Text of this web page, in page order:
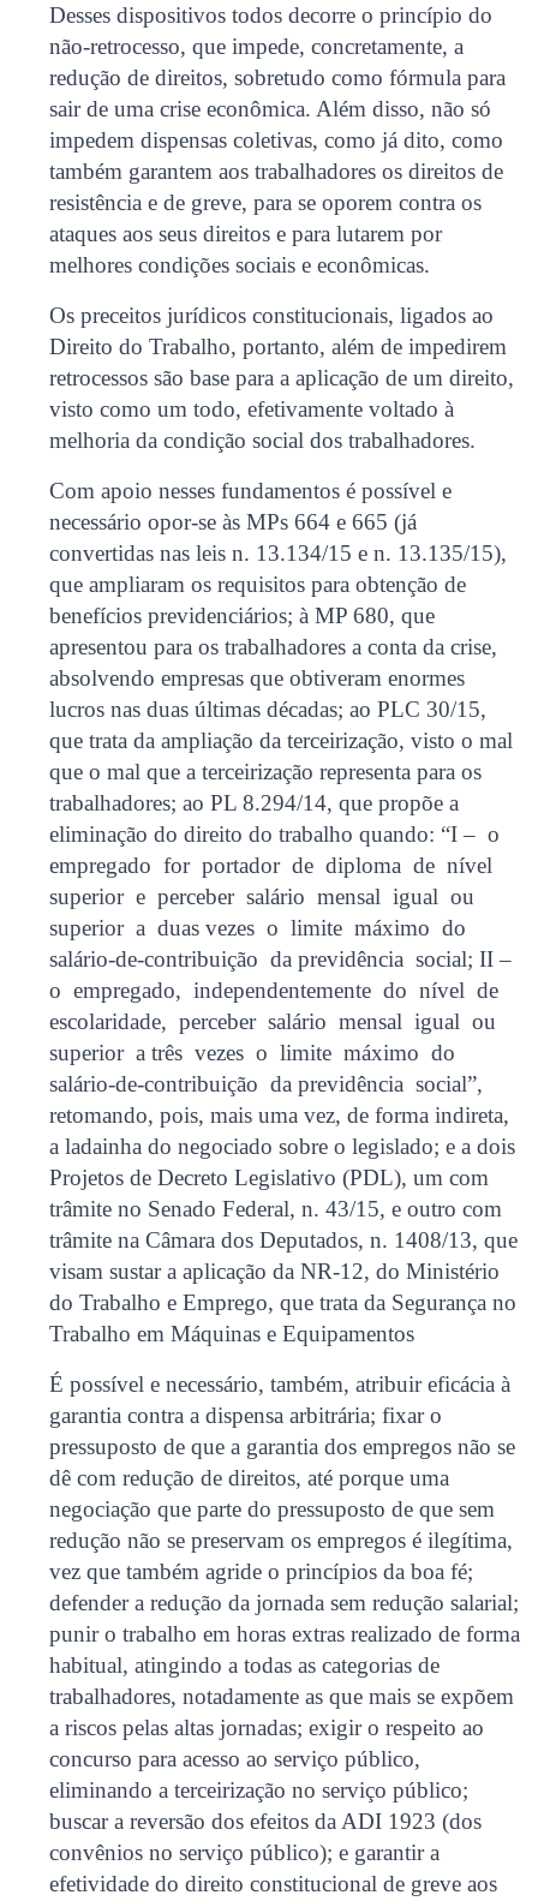
Desses dispositivos todos decorre o princípio do
não-retrocesso, que impede, concretamente, a
redução de direitos, sobretudo como fórmula para
sair de uma crise econômica. Além disso, não só
impedem dispensas coletivas, como já dito, como
também garantem aos trabalhadores os direitos de
resistência e de greve, para se oporem contra os
ataques aos seus direitos e para lutarem por
melhores condições sociais e econômicas.
Os preceitos jurídicos constitucionais, ligados ao
Direito do Trabalho, portanto, além de impedirem
retrocessos são base para a aplicação de um direito,
visto como um todo, efetivamente voltado à
melhoria da condição social dos trabalhadores.
Com apoio nesses fundamentos é possível e
necessário opor-se às MPs 664 e 665 (já
convertidas nas leis n. 13.134/15 e n. 13.135/15),
que ampliaram os requisitos para obtenção de
benefícios previdenciários; à MP 680, que
apresentou para os trabalhadores a conta da crise,
absolvendo empresas que obtiveram enormes
lucros nas duas últimas décadas; ao PLC 30/15,
que trata da ampliação da terceirização, visto o mal
que o mal que a terceirização representa para os
trabalhadores; ao PL 8.294/14, que propõe a
eliminação do direito do trabalho quando: “I – o
empregado for portador de diploma de nível
superior e perceber salário mensal igual ou
superior a duas vezes o limite máximo do
salário-de-contribuição da previdência social; II –
o empregado, independentemente do nível de
escolaridade, perceber salário mensal igual ou
superior a três vezes o limite máximo do
salário-de-contribuição da previdência social”,
retomando, pois, mais uma vez, de forma indireta,
a ladainha do negociado sobre o legislado; e a dois
Projetos de Decreto Legislativo (PDL), um com
trâmite no Senado Federal, n. 43/15, e outro com
trâmite na Câmara dos Deputados, n. 1408/13, que
visam sustar a aplicação da NR-12, do Ministério
do Trabalho e Emprego, que trata da Segurança no
Trabalho em Máquinas e Equipamentos
É possível e necessário, também, atribuir eficácia à
garantia contra a dispensa arbitrária; fixar o
pressuposto de que a garantia dos empregos não se
dê com redução de direitos, até porque uma
negociação que parte do pressuposto de que sem
redução não se preservam os empregos é ilegítima,
vez que também agride o princípios da boa fé;
defender a redução da jornada sem redução salarial;
punir o trabalho em horas extras realizado de forma
habitual, atingindo a todas as categorias de
trabalhadores, notadamente as que mais se expõem
a riscos pelas altas jornadas; exigir o respeito ao
concurso para acesso ao serviço público,
eliminando a terceirização no serviço público;
buscar a reversão dos efeitos da ADI 1923 (dos
convênios no serviço público); e garantir a
efetividade do direito constitucional de greve aos